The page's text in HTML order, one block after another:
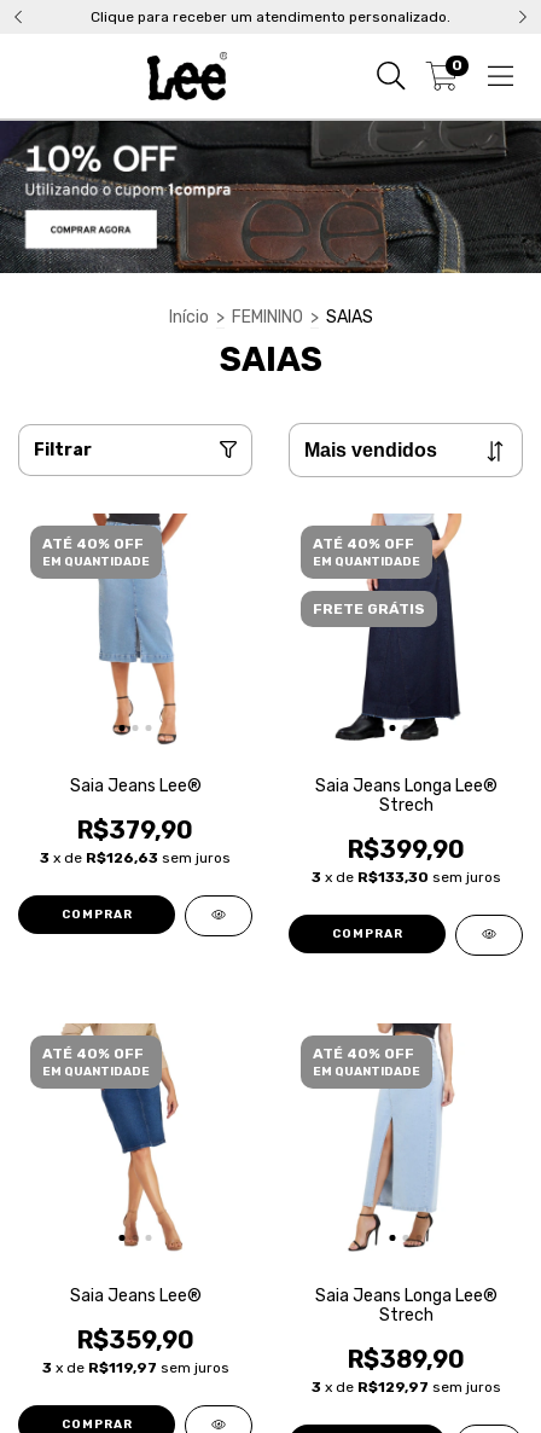
Clique para receber um atendimento personalizado.
0
Início > FEMININO > SAIAS
SAIAS
Filtrar
ATÉ 40% OFF
EM QUANTIDADE
Saia Jeans Lee®
R$379,90
3 x de R$126,63 sem juros
COMPRAR
ATÉ 40% OFF
EM QUANTIDADE
FRETE GRÁTIS
Saia Jeans Longa Lee®
Strech
R$399,90
3 x de R$133,30 sem juros
COMPRAR
ATÉ 40% OFF
EM QUANTIDADE
Saia Jeans Lee®
R$359,90
3 x de R$119,97 sem juros
COMPRAR
ATÉ 40% OFF
EM QUANTIDADE
Saia Jeans Longa Lee®
Strech
R$389,90
3 x de R$129,97 sem juros